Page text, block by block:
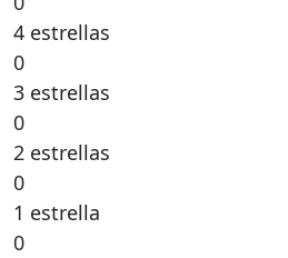
4 estrellas
0
3 estrellas
0
2 estrellas
0
1 estrella
0